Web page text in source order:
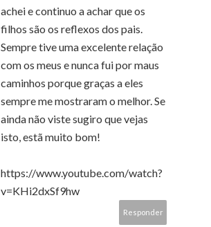
achei e continuo a achar que os
filhos são os reflexos dos pais.
Sempre tive uma excelente relação
com os meus e nunca fui por maus
caminhos porque graças a eles
sempre me mostraram o melhor. Se
ainda não viste sugiro que vejas
isto, estã muito bom!
https://www.youtube.com/watch?
v=KHi2dxSf9hw
Responder